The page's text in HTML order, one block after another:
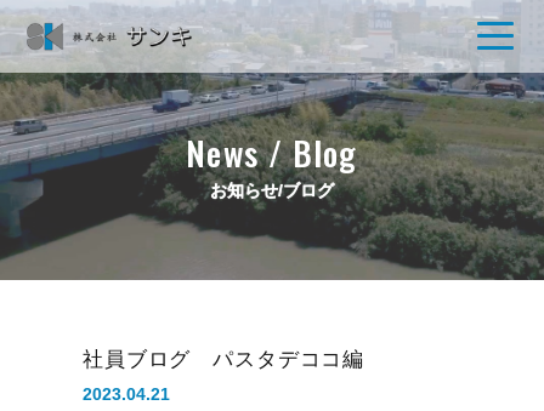
News / Blog
お知らせ/ブログ
社員ブログ パスタデココ編
2023.04.21